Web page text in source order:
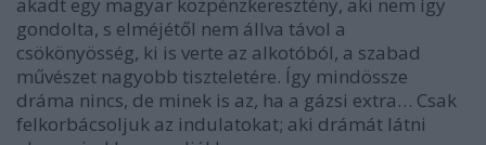
gondolta, s elméjétől nem állva távol a
csökönyösség, ki is verte az alkotóból, a szabad
művészet nagyobb tiszteletére. Így mindössze
dráma nincs, de minek is az, ha a gázsi extra… Csak
felkorbácsoljuk az indulatokat; aki drámát látni